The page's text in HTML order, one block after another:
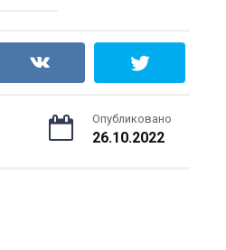
Опубликовано
26.10.2022